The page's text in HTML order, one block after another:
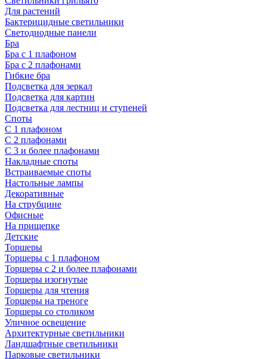
Для растений
Бактерицидные светильники
Светодиодные панели
Бра
Бра с 1 плафоном
Бра с 2 плафонами
Гибкие бра
Подсветка для зеркал
Подсветка для картин
Подсветка для лестниц и ступеней
Споты
С 1 плафоном
С 2 плафонами
С 3 и более плафонами
Накладные споты
Встраиваемые споты
Настольные лампы
Декоративные
На струбцине
Офисные
На прищепке
Детские
Торшеры
Торшеры с 1 плафоном
Торшеры с 2 и более плафонами
Торшеры изогнутые
Торшеры для чтения
Торшеры на треноге
Торшеры со столиком
Уличное освещение
Архитектурные светильники
Ландшафтные светильники
Парковые светильники